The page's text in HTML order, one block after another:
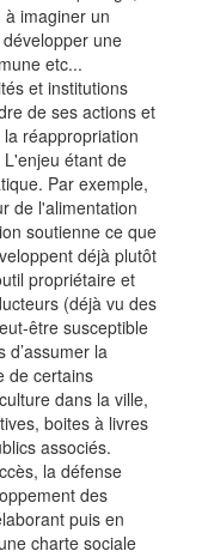
imaginer un
une
etc...
et institutions
de ses actions et
réappropriation
étant de
Par exemple,
de l'alimentation
soutienne ce que
déjà plutôt
propriétaire et
(déjà vu des
être susceptible
d’assumer la
de certains
dans la ville,
boites à livres
associés.
la défense
des
puis en
charte sociale